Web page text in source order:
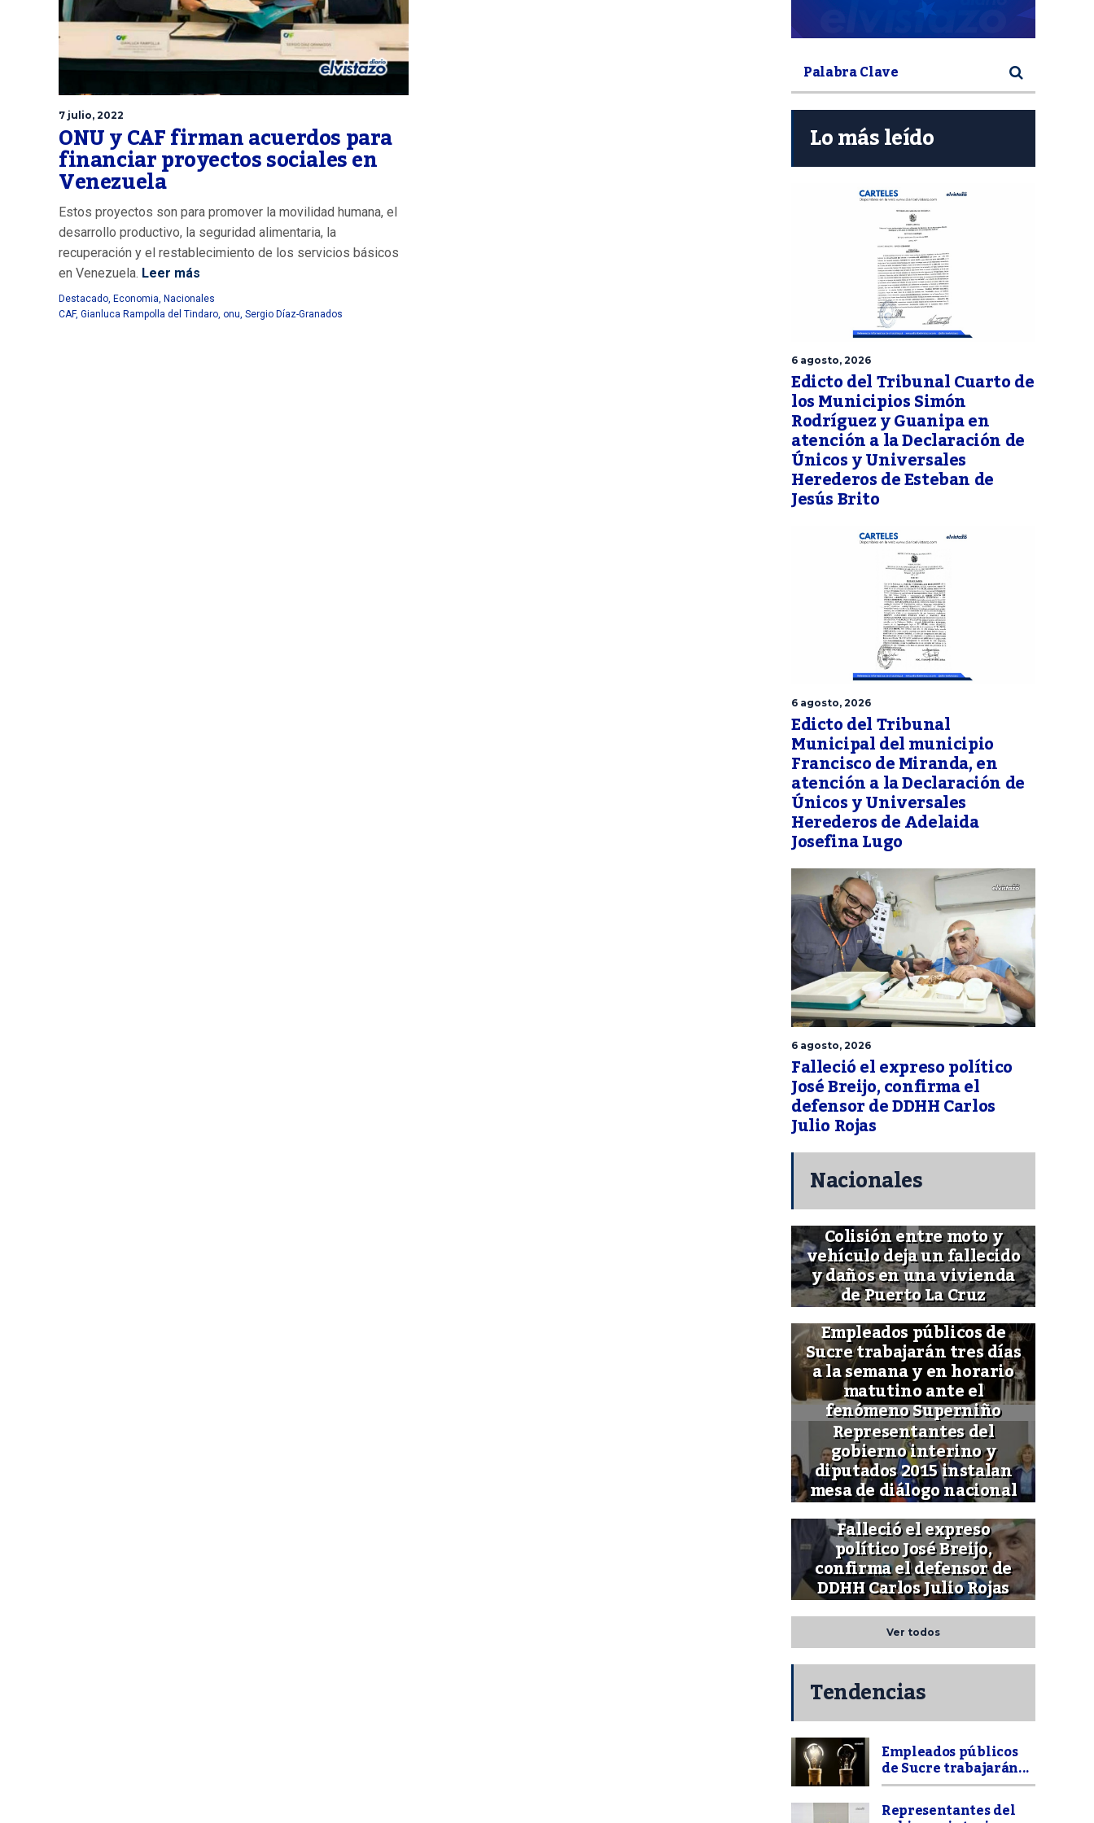
7 julio, 2022
ONU y CAF firman acuerdos para
financiar proyectos sociales en
Venezuela
Estos proyectos son para promover la movilidad humana, el
desarrollo productivo, la seguridad alimentaria, la
recuperación y el restablecimiento de los servicios básicos
en Venezuela. Leer más
Destacado Economia Nacionales
CAF, Gianluca Rampolla del Tindaro onu Sergio Díaz-Granados
Lo más leído
6 agosto, 2026
Edicto del Tribunal Cuarto de
los Municipios Simón
Rodríguez y Guanipa en
atención a la Declaración de
Únicos y Universales
Herederos de Esteban de
Jesús Brito
6 agosto, 2026
Edicto del Tribunal
Municipal del municipio
Francisco de Miranda, en
atención a la Declaración de
Únicos y Universales
Herederos de Adelaida
Josefina Lugo
6 agosto, 2026
Falleció el expreso político
José Breijo, confirma el
defensor de DDHH Carlos
Julio Rojas
Nacionales
Colisión entre moto y
vehículo deja un fallecido
y daños en una vivienda
de Puerto La Cruz
Empleados públicos de
Sucre trabajarán tres días
a la semana y en horario
matutino ante el
fenómeno Superniño
Representantes del
gobierno interino y
diputados 2015 instalan
mesa de diálogo nacional
Falleció el expreso
político José Breijo,
confirma el defensor de
DDHH Carlos Julio Rojas
Ver todos
Tendencias
Empleados públicos
de Sucre trabajarán...
Representantes del